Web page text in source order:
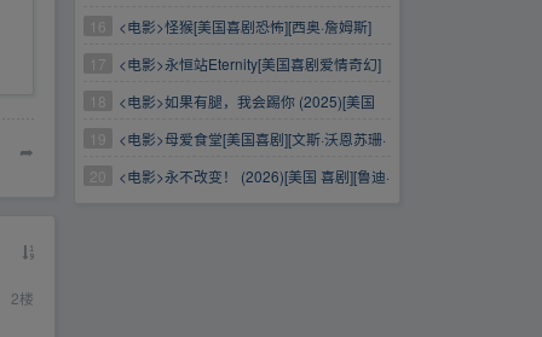
➦
2楼
16
<电影>怪猴[美国喜剧恐怖][西奥·詹姆斯]
17
<电影>永恒站Eternity[美国喜剧爱情奇幻]
18
<电影>如果有腿，我会踢你 (2025)[美国
喜剧]
19
<电影>母爱食堂[美国喜剧][文斯·沃恩苏珊·
萨兰登]
20
<电影>永不改变！ (2026)[美国 喜剧][鲁迪·